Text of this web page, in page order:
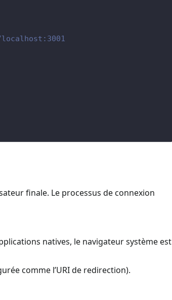
finale. Le processus de connexion
natives, le navigateur système est
comme l’URI de redirection).